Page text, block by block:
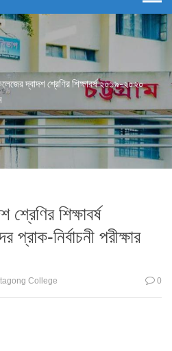
দ্বাদশ শ্রেণির শিক্ষাবর্ষ ২০১৯-২০২০
শিক্ষাবর্ষ
প্রাক-নির্বাচনী পরীক্ষার
College 0